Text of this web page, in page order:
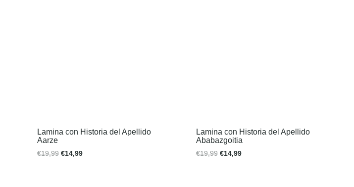
Lamina con Historia del Apellido
Aarze
€19,99 €14,99
Lamina con Historia del Apellido
Ababazgoitia
€19,99 €14,99